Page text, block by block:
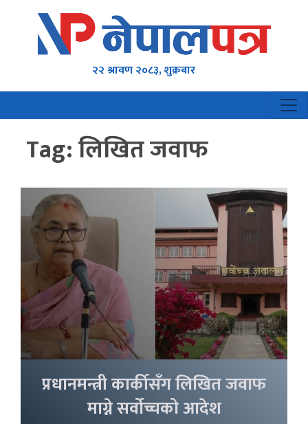
२२ श्रावण २०८३, शुक्रबार
Tag:लिखित जवाफ
प्रधानमन्त्री कार्कीसँग लिखित जवाफ
माग्ने सर्वोच्चको आदेश